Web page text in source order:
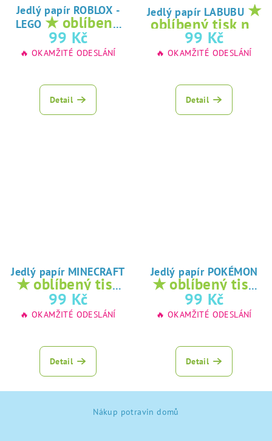
Jedlý papír ROBLOX -
LEGO ★ oblíbený
tisk na jedlý
papír
99 Kč
🔥 OKAMŽITÉ ODESLÁNÍ
Detail
Jedlý papír LABUBU ★
oblíbený tisk na
jedlý papír
99 Kč
🔥 OKAMŽITÉ ODESLÁNÍ
Detail
Jedlý papír MINECRAFT
★ oblíbený tisk
na jedlý papír
99 Kč
🔥 OKAMŽITÉ ODESLÁNÍ
Detail
Jedlý papír POKÉMON
★ oblíbený tisk
na jedlý papír
99 Kč
🔥 OKAMŽITÉ ODESLÁNÍ
Detail
Nákup potravin domů